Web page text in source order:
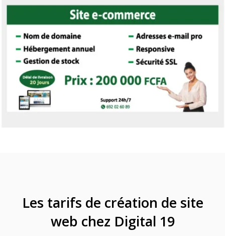
Les tarifs de création de site
web chez Digital 19